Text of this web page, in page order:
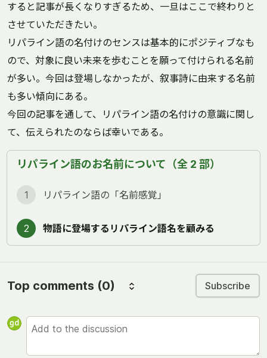
すると記事が長くなりすぎるため、一旦はここで終わりと
させていただきたい。
リパライン語の名付けのセンスは基本的にポジティブなも
ので、対象に良い未来を歩むことを願って付けられる名前
が多い。今回は登場しなかったが、叙事詩に由来する名前
も多い傾向にある。
今回の記事を通して、リパライン語の名付けの意識に関し
て、伝えられたのならば幸いである。
リパライン語のお名前について（全 2 部）
1 リパライン語の「名前感覚」
2 物語に登場するリパライン語名を顧みる
Top comments (0) Subscribe